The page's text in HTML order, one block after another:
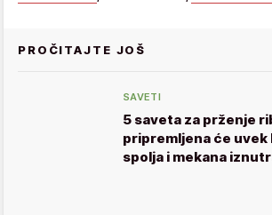
PROČITAJTE JOŠ
SAVETI
5 saveta za prženje
pripremljena će uvek
spolja i mekana